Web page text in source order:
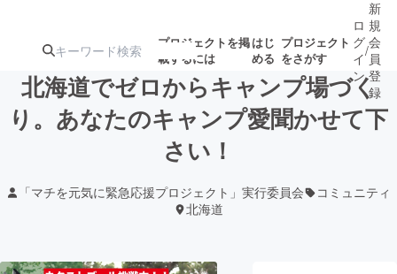
プロジェクトを掲
載するには
はじ
める
プロジェクト
をさがす
注目の新着プロ 募集終了が近いプ
ロ
グ
イ
ン
/
新
規
会
員
登
録
北海道でゼロからキャンプ場づく
り。あなたのキャンプ愛聞かせて下
さい！
「マチを元気に緊急応援プロジェクト」実行委員会
コミュニティ
北海道